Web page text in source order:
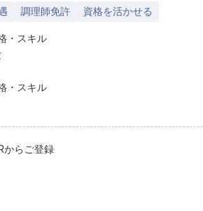
調理師免許 資格を活かせる
・スキル
・スキル
からご登録